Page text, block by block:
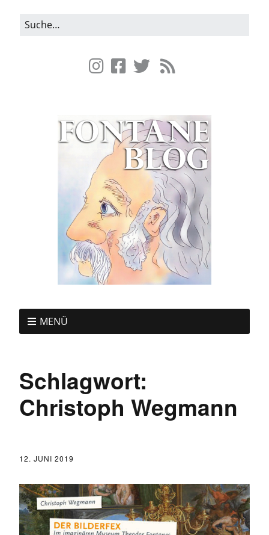
MENÜ
Schlagwort:
Christoph Wegmann
12. JUNI 2019